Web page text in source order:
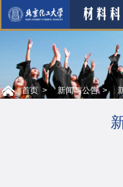
首页 新闻与公告